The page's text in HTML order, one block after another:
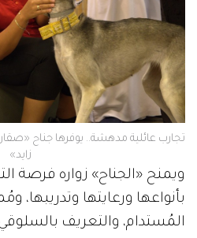
تجارب عائلية مدهشة.. يوفرها جناح
زايد»
ويمنح «الجناح» زواره فرصة
بأنواعها ورعايتها وتدريبها،
المُستدام، والتعريف